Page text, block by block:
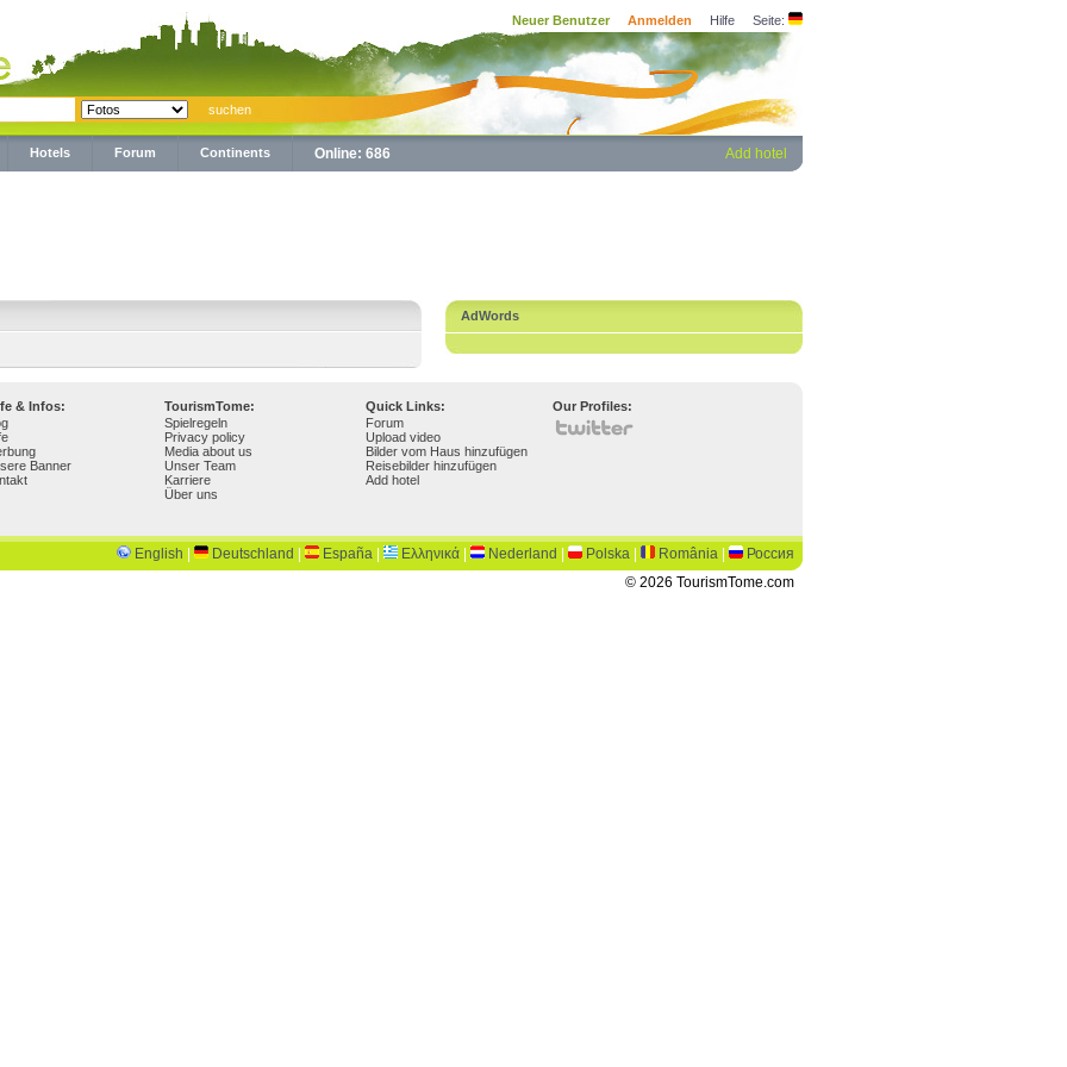
Neuer Benutzer Anmelden Hilfe Seite:
Hotels Forum Continents Online: 686 Add hotel
AdWords
& Infos: TourismTome: Quick Links:
Our Profiles:
Banner
Spielregeln
Privacy policy
Media about us
Unser Team
Karriere
Über uns
Forum
Upload video
Bilder vom Haus hinzufügen
Reisebilder hinzufügen
Add hotel
English Deutschland España Ελληνικά Nederland Polska România
Россия
© 2026 TourismTome.com